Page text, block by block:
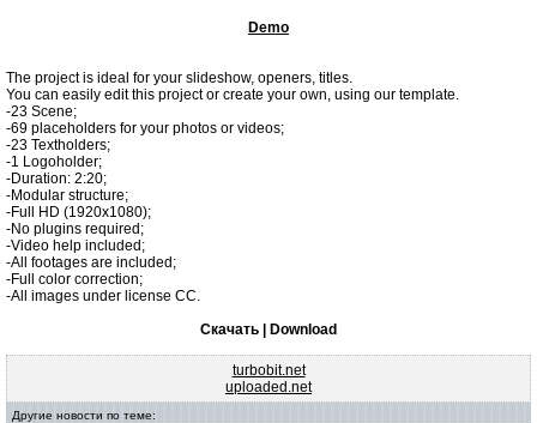
Demo
The project is ideal for your slideshow, openers, titles.
You can easily edit this project or create your own, using our template.
-23 Scene;
-69 placeholders for your photos or videos;
-23 Textholders;
-1 Logoholder;
-Duration: 2:20;
-Modular structure;
-Full HD (1920x1080);
-No plugins required;
-Video help included;
-All footages are included;
-Full color correction;
-All images under license CC.
Скачать | Download
turbobit.net
uploaded.net
Другие новости по теме: